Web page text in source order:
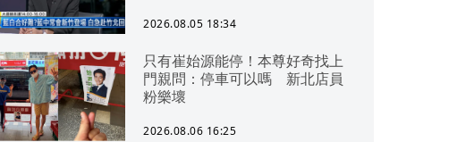
2026.08.05 18:34
只有崔始源能停！本尊好奇找上
門親問：停車可以嗎 新北店員
粉樂壞
2026.08.06 16:25